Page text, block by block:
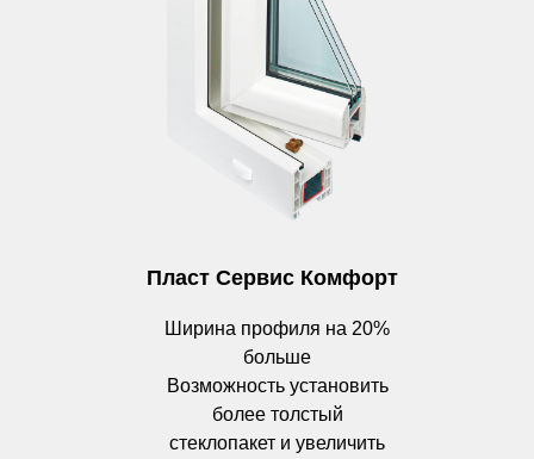
Пласт Сервис Комфорт
Ширина профиля на 20%
больше
Возможность установить
более толстый
стеклопакет и увеличить